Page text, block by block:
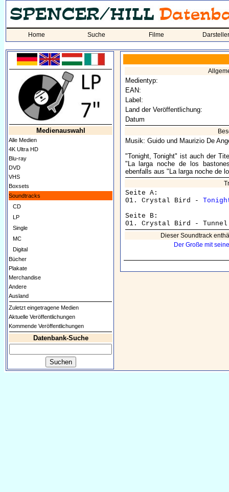
Home Suche Filme Darsteller
Medienauswahl
Alle Medien
4K Ultra HD
Blu-ray
DVD
VHS
Boxsets
Soundtracks
CD
LP
Single
MC
Digital
Bücher
Plakate
Merchandise
Andere
Ausland
Zuletzt eingetragene Medien
Aktuelle Veröffentlichungen
Kommende Veröffentlichungen
Datenbank-Suche
Medientyp:
EAN:
Label:
Land der Veröffentlichung:
Datum
Musik: Guido und Maurizio De
"Tonight, Tonight" ist auch der
"La larga noche de los
ebenfalls aus "La larga noche de
Seite A:
01. Crystal Bird -
Seite B:
Dieser Soundtrack
Der Große mit